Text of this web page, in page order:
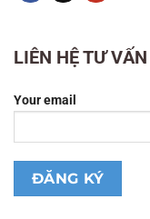
LIÊN HỆ TƯ VẤN
Your email